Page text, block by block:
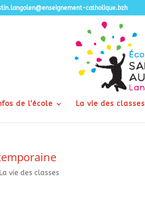
catholique.bzh
de l’école La vie des classes
La vie des classes